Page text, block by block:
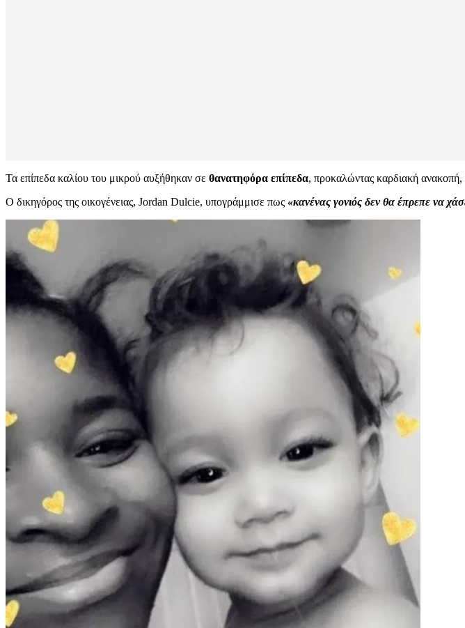
Τα επίπεδα καλίου του μικρού αυξήθηκαν σε θανατηφόρα επίπεδα, προκαλώντας καρδιακή ανακοπή,
Ο δικηγόρος της οικογένειας, Jordan Dulcie, υπογράμμισε πως «κανένας γονιός δεν θα έπρεπε να